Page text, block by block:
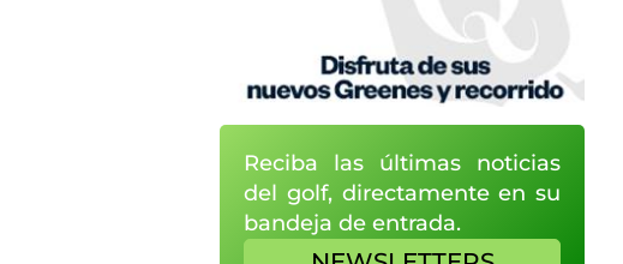
Reciba las últimas noticias
del golf, directamente en su
bandeja de entrada.